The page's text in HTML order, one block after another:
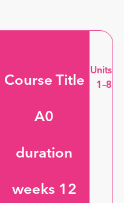
Units
1–8
Course Title
A0
duration
12 weeks